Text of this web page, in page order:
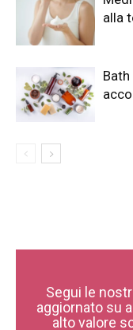
alla
Segui le
aggiornato su
alto valore